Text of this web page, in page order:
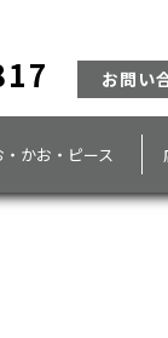
お問い
・かお・ピース